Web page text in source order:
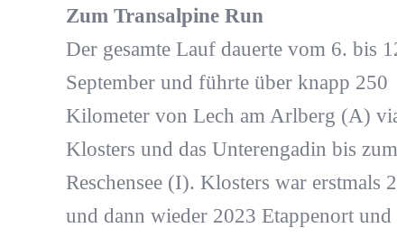
Zum Transalpine Run
Der gesamte Lauf dauerte vom 6. bis
September und führte über knapp 250
Kilometer von Lech am Arlberg (A)
Klosters und das Unterengadin bis zum
Reschensee (I). Klosters war erstmals
und dann wieder 2023 Etappenort